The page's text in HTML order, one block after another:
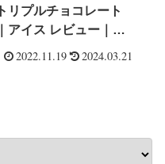
トリプルチョコレート
｜アイス レビュー｜毎
日アイス生活
2022.11.19 2024.03.21